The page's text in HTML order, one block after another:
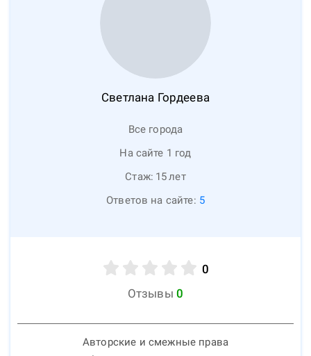
Светлана Гордеева
Все города
На сайте 1 год
Стаж: 15лет
Ответов на сайте: 5
0
Отзывы 0
Авторские и смежные права